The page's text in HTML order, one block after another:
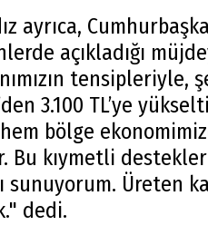
ayrıca,
açıkladığı
tensipleriyle,
3.100 TL’ye
bölge
Bu kıymetli
sunuyorum. Üreten
dedi.